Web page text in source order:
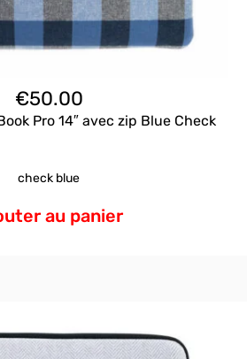
€50.00
Pro 14″ avec zip Blue Check
check blue
au panier